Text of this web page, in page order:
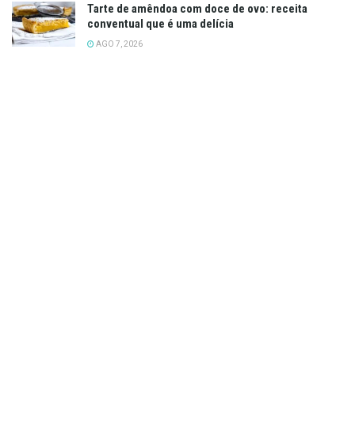
Tarte de amêndoa com doce de ovo: receita
conventual que é uma delícia
AGO 7, 2026